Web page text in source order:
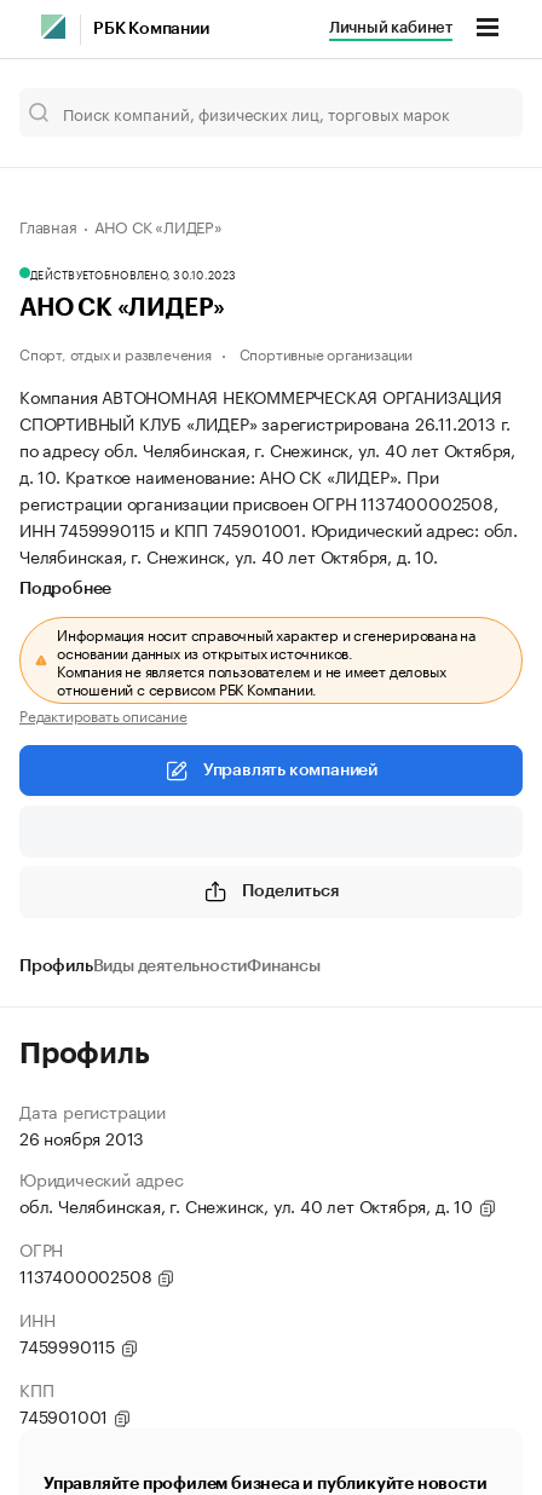
РБК Компании Личный кабинет
Главная АНО СК «ЛИДЕР»
ДЕЙСТВУЕТОБНОВЛЕНО, 30.10.2023
АНО СК «ЛИДЕР»
Спорт, отдых и развлечения Спортивные организации
Компания АВТОНОМНАЯ НЕКОММЕРЧЕСКАЯ ОРГАНИЗАЦИЯ
СПОРТИВНЫЙ КЛУБ «ЛИДЕР» зарегистрирована 26.11.2013 г.
по адресу обл. Челябинская, г. Снежинск, ул. 40 лет Октября,
д. 10. Краткое наименование: АНО СК «ЛИДЕР». При
регистрации организации присвоен ОГРН 1137400002508,
ИНН 7459990115 и КПП 745901001. Юридический адрес: обл.
Челябинская, г. Снежинск, ул. 40 лет Октября, д. 10.
Подробнее
Информация носит справочный характер и сгенерирована на
основании данных из открытых источников.
Компания не является пользователем и не имеет деловых
отношений с сервисом РБК Компании.
Редактировать описание
Управлять компанией
Поделиться
ПрофильВиды деятельностиФинансы
Профиль
Дата регистрации
26 ноября 2013
Юридический адрес
обл. Челябинская, г. Снежинск, ул. 40 лет Октября, д. 10
ОГРН
1137400002508
ИНН
7459990115
КПП
745901001
Управляйте профилем бизнеса и публикуйте новости